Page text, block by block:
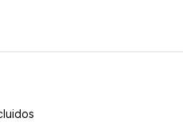
case of a late cancellation or